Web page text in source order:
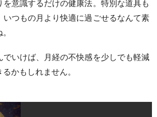
を意識するだけの健康法。特別な道具も
いつもの月より快適に過ごせるなんて素
でいけば、月経の不快感を少しでも軽減
かもしれません。